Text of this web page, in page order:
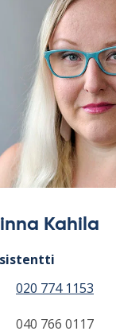
Kahila
020 774 1153
040 766 0117